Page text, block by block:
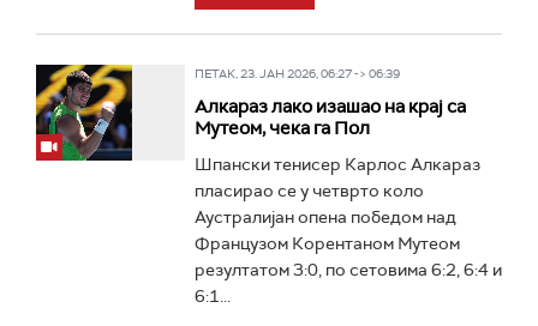
ПЕТАК, 23. ЈАН 2026, 06:27 -> 06:39
Алкараз лако изашао на крај са
Мутеом, чека га Пол
Шпански тенисер Карлос Алкараз
пласирао се у четврто коло
Аустралијан опена победом над
Французом Корентаном Мутеом
резултатом 3:0, по сетовима 6:2, 6:4 и
6:1...